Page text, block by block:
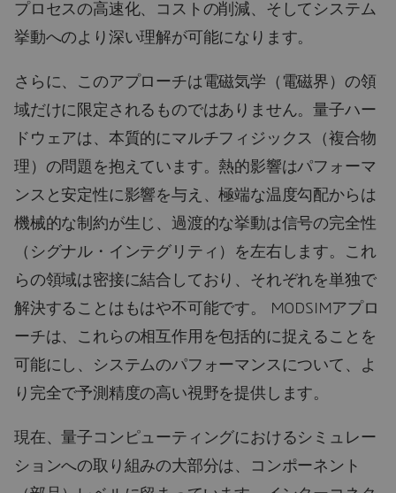
プロセスの高速化、コストの削減、そしてシステム
挙動へのより深い理解が可能になります。
さらに、このアプローチは電磁気学（電磁界）の領
域だけに限定されるものではありません。量子ハー
ドウェアは、本質的にマルチフィジックス（複合物
理）の問題を抱えています。熱的影響はパフォーマ
ンスと安定性に影響を与え、極端な温度勾配からは
機械的な制約が生じ、過渡的な挙動は信号の完全性
（シグナル・インテグリティ）を左右します。これ
らの領域は密接に結合しており、それぞれを単独で
解決することはもはや不可能です。 MODSIMアプロ
ーチは、これらの相互作用を包括的に捉えることを
可能にし、システムのパフォーマンスについて、よ
り完全で予測精度の高い視野を提供します。
現在、量子コンピューティングにおけるシミュレー
ションへの取り組みの大部分は、コンポーネント